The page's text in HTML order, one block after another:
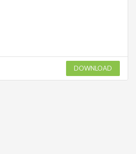
DOWNLOAD